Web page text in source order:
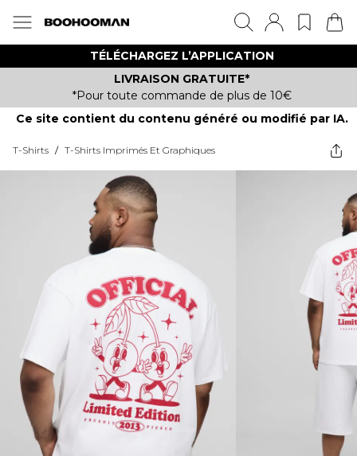
TÉLÉCHARGEZ L’APPLICATION
LIVRAISON GRATUITE*
*Pour toute commande de plus de 10€
Ce site contient du contenu généré ou modifié par IA.
T-Shirts / T-Shirts Imprimés Et Graphiques